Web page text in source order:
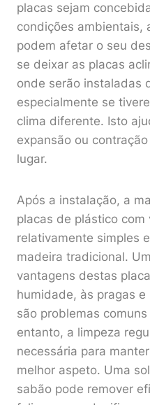
placas sejam
condições ambientais,
podem afetar o seu
se deixar as placas
onde serão instaladas
especialmente se
clima diferente. Isto
expansão ou
lugar.
Após a instalação, a
placas de plástico
relativamente simples
madeira tradicional.
vantagens destas
humidade, às pragas
são problemas
entanto, a limpeza
necessária para
melhor aspeto. Uma
sabão pode remover